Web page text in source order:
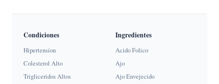
Condiciones
Hipertension
Colesterol Alto
Trigliceridos Altos
Ingredientes
Acido Folico
Ajo
Ajo Envejecido